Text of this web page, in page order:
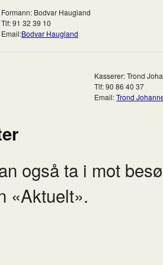
Formann: Bodvar Haugland
Tlf: 91 32 39 10
Email:Bodvar Haugland
Kasserer: Trond
Tlf: 90 86 40 37
Email:Trond
også ta i mot
«Aktuelt».